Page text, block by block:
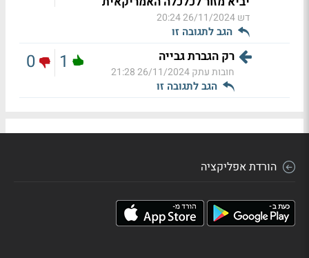
דש26/11/2024 20:24
הגב לתגובה זו
רק הגברת גבייה
חובות עתק26/11/2024 21:28
הגב לתגובה זו
1
0
הורדת אפליקציה